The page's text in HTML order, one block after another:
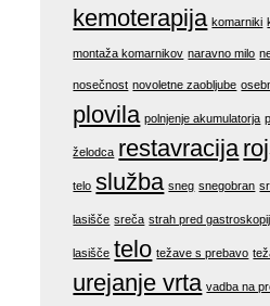
kemoterapija komarniki
montaža komarnikov naravno milo
nosečnost novoletne zaobljube
plovila polnjenje akumulatorja
želodca restavracija
telo služba sneg snegobran
lasišče sreča strah pred
lasišče telo težave s prebavo
urejanje vrta vadba na